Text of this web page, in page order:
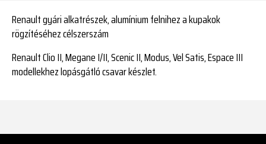
Renault gyári alkatrészek, alumínium felnihez a kupakok
rögzítéséhez célszerszám
Renault Clio II, Megane I/II, Scenic II, Modus, Vel Satis, Espace III
modellekhez lopásgátló csavar készlet.